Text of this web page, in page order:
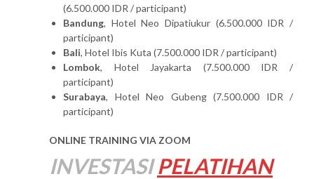
(6.500.000 IDR / participant)
Bandung, Hotel Neo Dipatiukur (6.500.000 IDR /
participant)
Bali, Hotel Ibis Kuta (7.500.000 IDR / participant)
Lombok, Hotel Jayakarta (7.500.000 IDR /
participant)
Surabaya, Hotel Neo Gubeng (7.500.000 IDR /
participant)
ONLINE TRAINING VIA ZOOM
INVESTASI PELATIHAN